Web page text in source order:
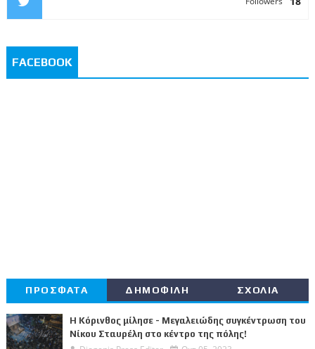
FACEBOOK
ΠΡΟΣΦΑΤΑ ΔΗΜΟΦΙΛΗ ΣΧΟΛΙΑ
Η Κόρινθος μίλησε - Μεγαλειώδης συγκέντρωση του
Νίκου Σταυρέλη στο κέντρο της πόλης!